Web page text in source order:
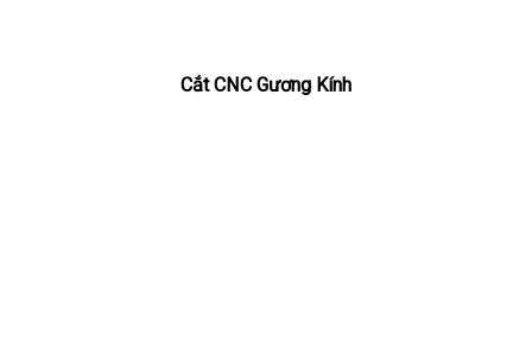
Cắt CNC Gương Kính